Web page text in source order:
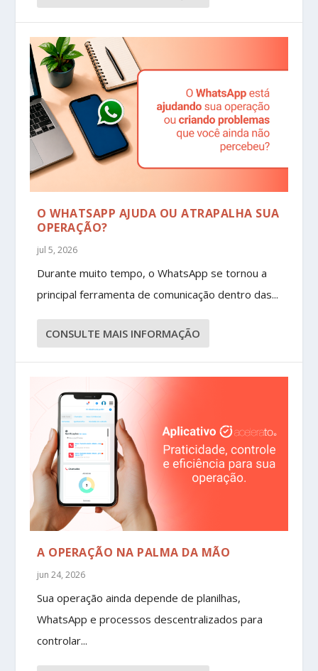
O WHATSAPP AJUDA OU ATRAPALHA SUA
OPERAÇÃO?
jul 5, 2026
Durante muito tempo, o WhatsApp se tornou a
principal ferramenta de comunicação dentro das...
CONSULTE MAIS INFORMAÇÃO
A OPERAÇÃO NA PALMA DA MÃO
jun 24, 2026
Sua operação ainda depende de planilhas,
WhatsApp e processos descentralizados para
controlar...